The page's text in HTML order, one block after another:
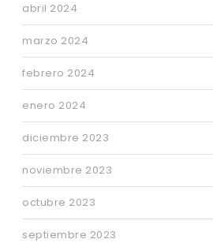
abril 2024
marzo 2024
febrero 2024
enero 2024
diciembre 2023
noviembre 2023
octubre 2023
septiembre 2023